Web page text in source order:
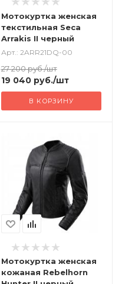
Мотокуртка женская
текстильная Seca
Arrakis II черный
Арт.: 2ARR21DQ-00
27 200руб./шт
19 040руб./шт
В КОРЗИНУ
Мотокуртка женская
кожаная Rebelhorn